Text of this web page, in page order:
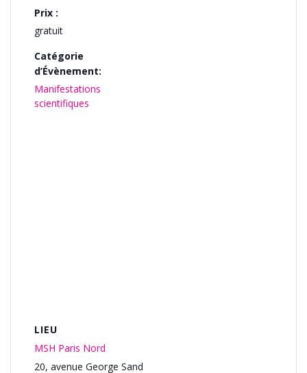
Prix :
gratuit
Catégorie
d’Évènement:
Manifestations
scientifiques
LIEU
MSH Paris Nord
20, avenue George Sand